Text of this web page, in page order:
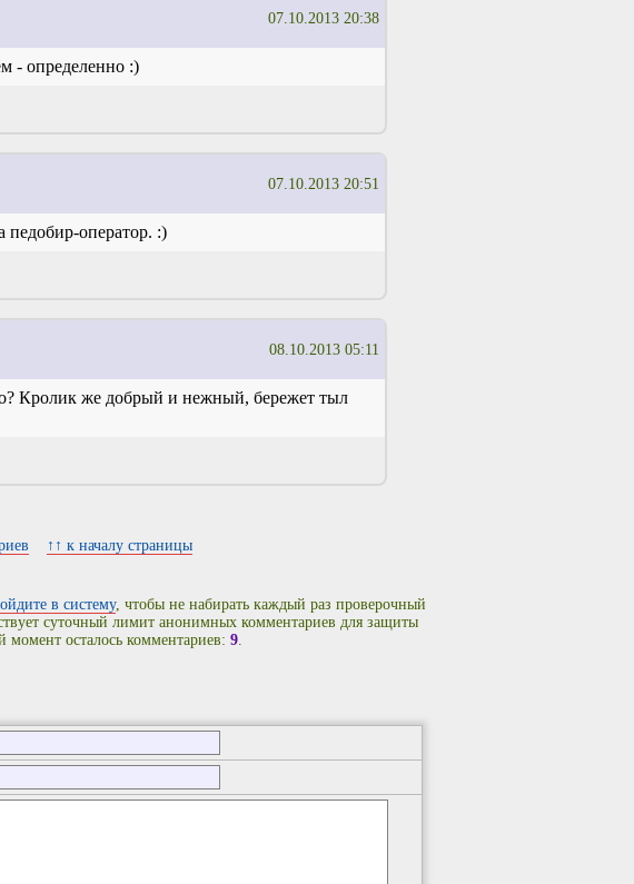
07.10.2013 20:38
- определенно :)
07.10.2013 20:51
педобир-оператор. :)
08.10.2013 05:11
Кролик же добрый и нежный, бережет тыл
↑↑ к началу страницы
в систему, чтобы не набирать каждый раз проверочный
суточный лимит анонимных комментариев для защиты
осталось комментариев: 9.